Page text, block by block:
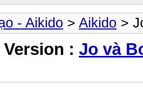
- Aikido > Aikido >
: Jo và